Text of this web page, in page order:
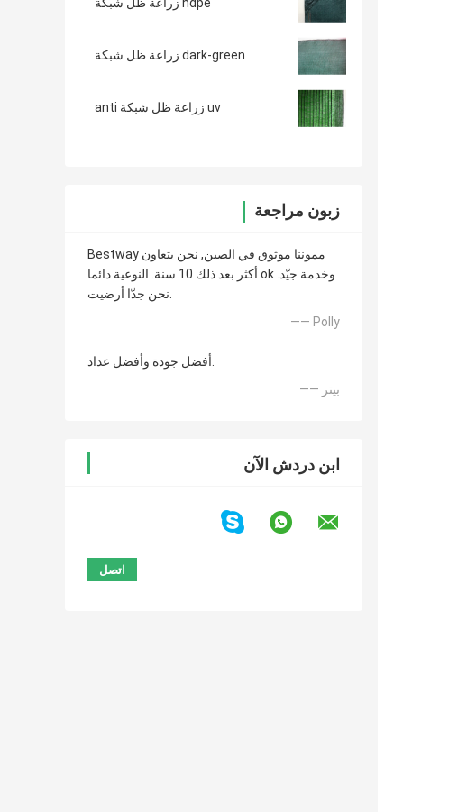
hdpe زراعة ظل شبكة
dark-green زراعة ظل شبكة
uv زراعة ظل شبكة anti
زبون مراجعة
Bestway مموننا موثوق في الصين, نحن يتعاون
أكثر بعد ذلك 10 سنة. النوعية دائما ok وخدمة جيّد.
نحن جدّا أرضيت.
—— Polly
أفضل جودة وأفضل عداد.
—— بيتر
ابن دردش الآن